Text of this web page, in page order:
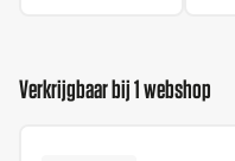
Verkrijgbaar bij 1 webshop